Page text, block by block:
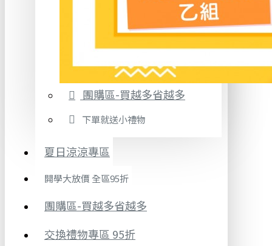
團購區-買越多省越多
下單就送小禮物
夏日涼涼專區
開學大放價 全區95折
團購區-買越多省越多
交換禮物專區 95折